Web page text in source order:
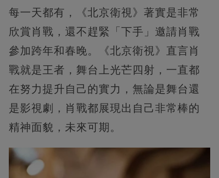
每一天都有，《北京衛視》著實是非常
欣賞肖戰，還不趕緊「下手」邀請肖戰
參加跨年和春晚。《北京衛視》直言肖
戰就是王者，舞台上光芒四射，一直都
在努力提升自己的實力，無論是舞台還
是影視劇，肖戰都展現出自己非常棒的
精神面貌，未來可期。